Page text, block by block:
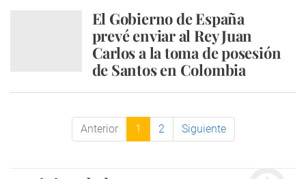
El Gobierno de España
prevé enviar al Rey Juan
Carlos a la toma de posesión
de Santos en Colombia
Anterior 1 2 Siguiente